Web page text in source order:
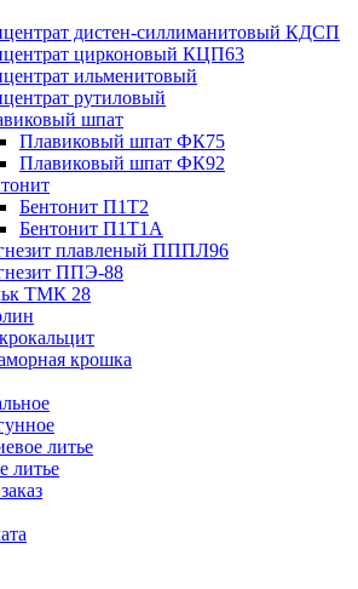
дистен-силлиманитовый КДСП
цирконовый КЦП63
ильменитовый
рутиловый
шпат
Плавиковый шпат ФК75
Плавиковый шпат ФК92
Бентонит П1Т2
Бентонит П1Т1А
плавленый ПППЛ96
ППЭ-88
ТМК 28
крошка
литье
литье